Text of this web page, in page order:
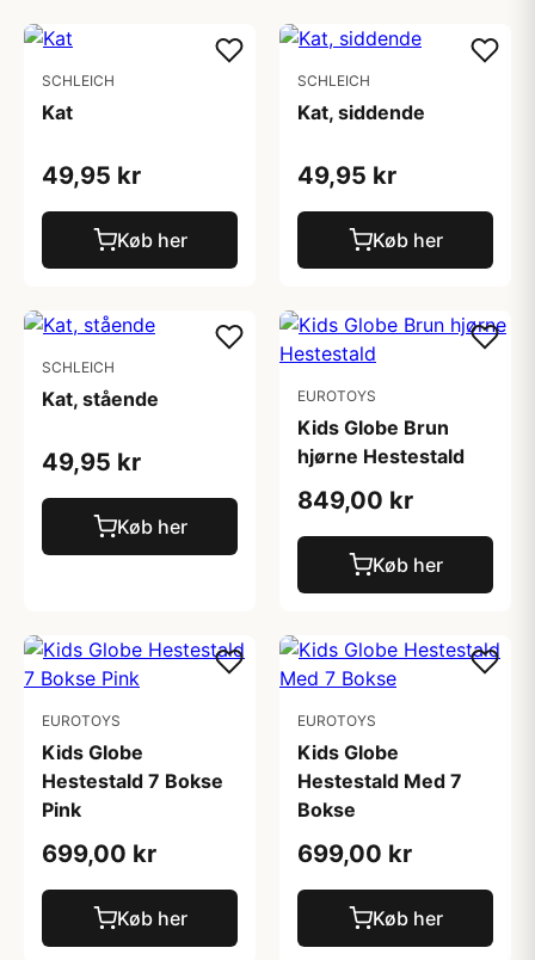
SCHLEICH
Kat
49,95 kr
Køb her
SCHLEICH
Kat, siddende
49,95 kr
Køb her
SCHLEICH
Kat, stående
49,95 kr
Køb her
EUROTOYS
Kids Globe Brun
hjørne Hestestald
849,00 kr
Køb her
EUROTOYS
Kids Globe
Hestestald 7 Bokse
Pink
699,00 kr
Køb her
EUROTOYS
Kids Globe
Hestestald Med 7
Bokse
699,00 kr
Køb her